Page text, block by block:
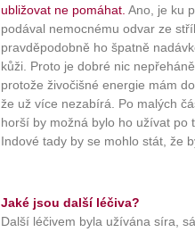
ubližovat ne pomáhat. Ano, je ku
podával nemocnému odvar ze
pravděpodobně ho špatně
kůži. Proto je dobré nic
protože živočišné energie mám
že už více nezabírá. Po malých
horší by možná bylo ho užívat po
Indové tady by se mohlo stát, že
Jaké jsou další léčiva?
Další léčivem byla užívána síra,